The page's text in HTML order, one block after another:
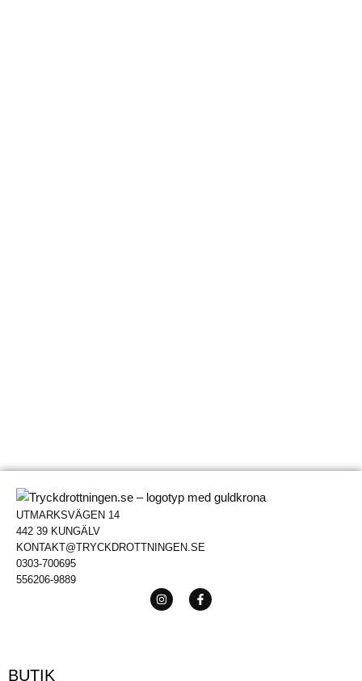
UTMARKSVÄGEN 14
442 39 KUNGÄLV
KONTAKT@TRYCKDROTTNINGEN.SE
0303-700695
556206-9889
BUTIK